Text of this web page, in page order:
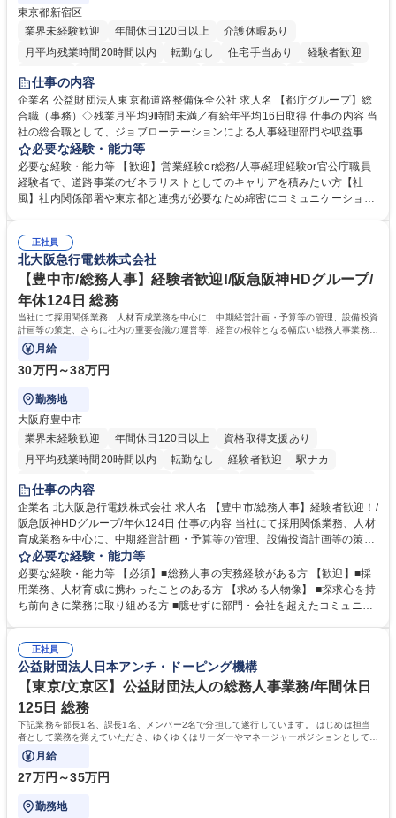
東京都新宿区
業界未経験歓迎
年間休日120日以上
介護休暇あり
月平均残業時間20時間以内
転勤なし 住宅手当あり
経験者歓迎
研修あり
退職金あり
駅近5分以内
資格取得手当あり 食事補助あり
仕事の内容
企業名 公益財団法人東京都道路整備保全公社 求人名 【都庁グループ】総
合職（事務）◇残業月平均9時間未満／有給年平均16日取得 仕事の内容 当
社の総合職として、ジョブローテーションによる人事経理部門や収益事業
等のフロント部門の部署等幅広い部署での業務をお任せいたします。研修
制度やキャリア支援が充実しております！ ※下記業務詳細 【業務詳細】■
管理部門：広報、人事、経理など当公社の運営に係る管理業務 ■収益部
門：駐車場の新規開拓、管理運営、新宿駅西口広場の「イベントコーナ
道路施設や道路工事現場の見学ツアー事業 ※入社後は上記いずれかの部門
へ配属。※業務内容変更の範囲：会社の定める業務 募集職種 【都庁グル
ープ】総合職（事務）◇残業月平均9時間未満／有給年平均16日取得
必要な経験・能力等
必要な経験・能力等 【歓迎】営業経験or総務/人事/経理経験or官公庁職員
経験者で、道路事業のゼネラリストとしてのキャリアを積みたい方【社
風】社内関係部署や東京都と連携が必要なため綿密にコミュニケーション
部門など多岐に渡る業務を経験できます。 ■様々なプロジェクト：駐車場
事業の他、新宿駅西口広場内に設置された照明を兼ねた広告「ブライトサ
イン」の管理運営を行うなど、事業収益を生み出す活動を積極的に行って
います。 学歴・資格 学歴：大学院 大学 高専 短大 専修学校 高校 語学力：
資格：
正社員
北大阪急行電鉄株式会社
【豊中市/総務人事】経験者歓迎!/阪急阪神HDグループ/
年休124日 総務
当社にて採用関係業務、人材育成業務を中心に、中期経営計画・予算等の管理、設備投資
計画等の策定、さらに社内の重要会議の運営等、経営の根幹となる幅広い総務人事業務全
般を担当していただきます。
月給
30万円～38万円
勤務地
大阪府豊中市
業界未経験歓迎
年間休日120日以上
資格取得支援あり
月平均残業時間20時間以内
転勤なし 経験者歓迎
駅ナカ
退職金あり
土日祝休み
服装自由 昼食補助あり 食事補助あり
仕事の内容
企業名 北大阪急行電鉄株式会社 求人名 【豊中市/総務人事】経験者歓迎！/
阪急阪神HDグループ/年休124日 仕事の内容 当社にて採用関係業務、人材
育成業務を中心に、中期経営計画・予算等の管理、設備投資計画等の策
定、さらに社内の重要会議の運営等、経営の根幹となる幅広い総務人事業
務全般を担当していただきます。 【主な業務内容】 ■採用関係業務および
人材育成(社員研修)業務の推進 ■中期経営計画および予算等の管理 ■設備
投資計画等の策定 ■社内の重要会議の運営 ■その他総務人事業務全般 【入
務人事】経験者歓迎！/阪急阪神HDグループ/年休124日
必要な経験・能力等
必要な経験・能力等 【必須】■総務人事の実務経験がある方 【歓迎】■採
用業務、人材育成に携わったことのある方 【求める人物像】 ■探求心を持
ち前向きに業務に取り組める方 ■臆せずに部門・会社を超えたコミュニケ
囲のメンバーと協調しつつ主体性を持って能動的に業務を推進できる方 学
歴・資格 学歴：大学院 大学 高専 短大 専修学校 高校 語学力： 資格：
正社員
公益財団法人日本アンチ・ドーピング機構
【東京/文京区】公益財団法人の総務人事業務/年間休日
125日 総務
下記業務を部長1名、課長1名、メンバー2名で分担して遂行しています。 はじめは担当
者として業務を覚えていただき、ゆくゆくはリーダーやマネージャーポジションとして活
躍いただくことを期待しています。
月給
27万円～35万円
勤務地